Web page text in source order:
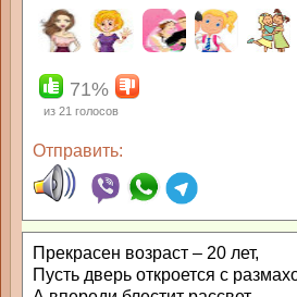
71%
из 21 голосов
Отправить:
Прекрасен возраст – 20 лет,
Пусть дверь откроется с